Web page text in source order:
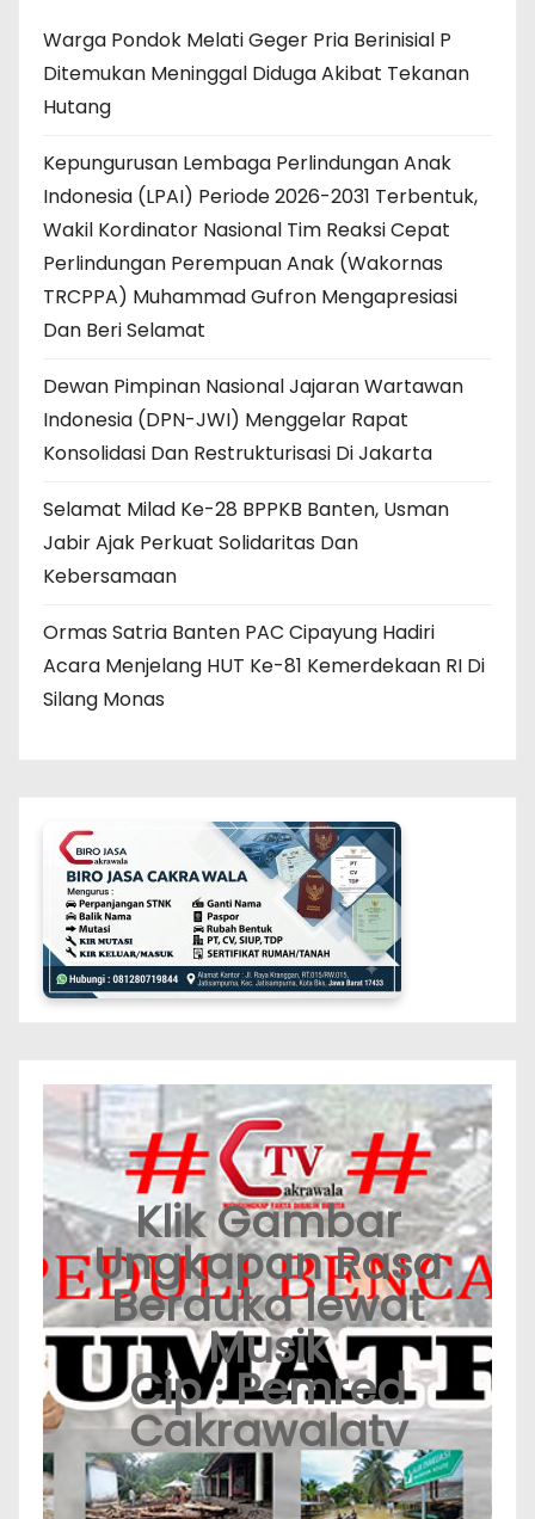
Warga Pondok Melati Geger Pria Berinisial P
Ditemukan Meninggal Diduga Akibat Tekanan
Hutang
Kepungurusan Lembaga Perlindungan Anak
Indonesia (LPAI) Periode 2026-2031 Terbentuk,
Wakil Kordinator Nasional Tim Reaksi Cepat
Perlindungan Perempuan Anak (Wakornas
TRCPPA) Muhammad Gufron Mengapresiasi
Dan Beri Selamat
Dewan Pimpinan Nasional Jajaran Wartawan
Indonesia (DPN-JWI) Menggelar Rapat
Konsolidasi Dan Restrukturisasi Di Jakarta
Selamat Milad Ke-28 BPPKB Banten, Usman
Jabir Ajak Perkuat Solidaritas Dan
Kebersamaan
Ormas Satria Banten PAC Cipayung Hadiri
Acara Menjelang HUT Ke-81 Kemerdekaan RI Di
Silang Monas
Klik Gambar
Ungkapan Rasa
Berduka lewat
Musik
Cip : Pemred
Cakrawalatv